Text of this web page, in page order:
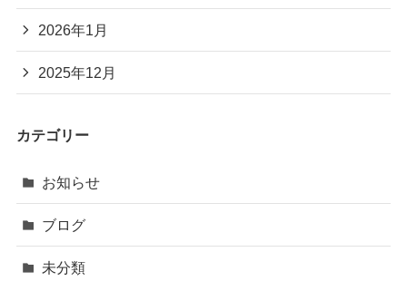
2026年1月
2025年12月
カテゴリー
お知らせ
ブログ
未分類